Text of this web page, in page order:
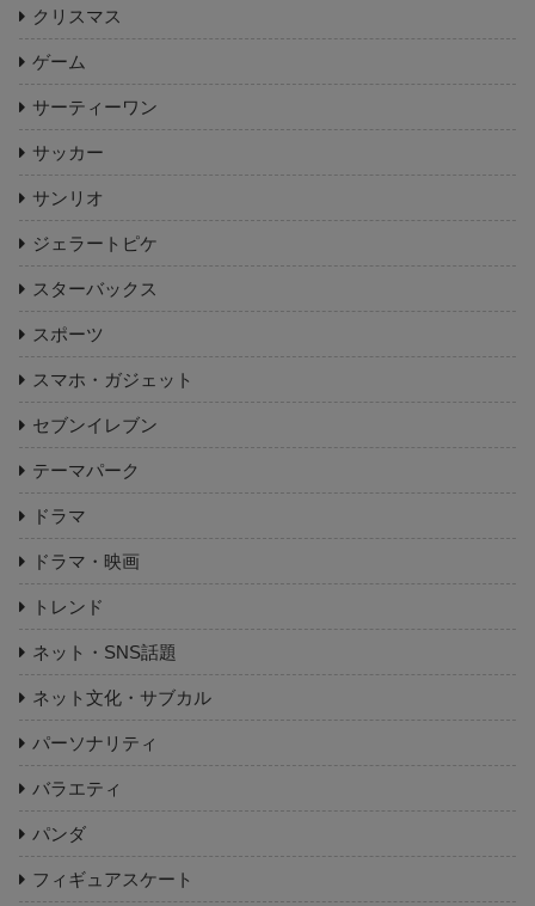
クリスマス
ゲーム
サーティーワン
サッカー
サンリオ
ジェラートピケ
スターバックス
スポーツ
スマホ・ガジェット
セブンイレブン
テーマパーク
ドラマ
ドラマ・映画
トレンド
ネット・SNS話題
ネット文化・サブカル
パーソナリティ
バラエティ
パンダ
フィギュアスケート